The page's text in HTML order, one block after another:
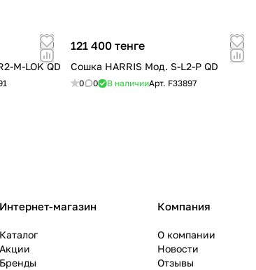
M-LOK QD
121 400 тенге
Сошка HARRIS Мод. S-L2-P QD
0 0 В наличииАрт. F33897
Интернет-магазин
Каталог
Акции
Бренды
Компания
О компании
Новости
Отзывы